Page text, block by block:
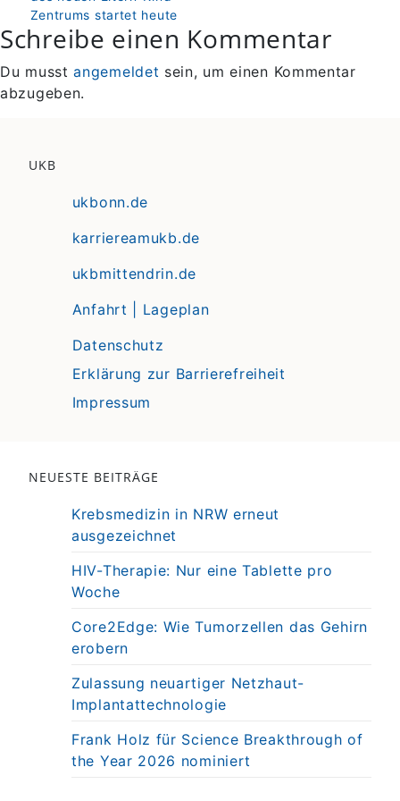
Zentrums startet heute
Schreibe einen Kommentar
Du musstangemeldet sein, um einen Kommentar
abzugeben.
UKB
ukbonn.de
karriereamukb.de
ukbmittendrin.de
Anfahrt | Lageplan
Datenschutz
Erklärung zur Barrierefreiheit
Impressum
NEUESTE BEITRÄGE
Krebsmedizin in NRW erneut
ausgezeichnet
HIV-Therapie: Nur eine Tablette pro
Woche
Core2Edge: Wie Tumorzellen das Gehirn
erobern
Zulassung neuartiger Netzhaut-
Implantattechnologie
Frank Holz für Science Breakthrough of
the Year 2026 nominiert